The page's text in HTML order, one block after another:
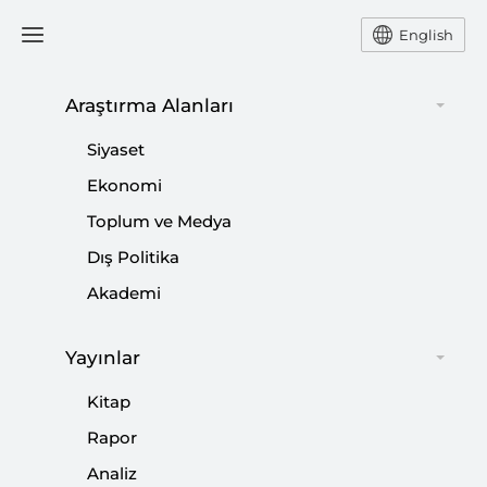
Araştırma Alanları
Siyaset
Ekonomi
Toplum ve Medya
Dış Politika
Akademi
Yayınlar
Kitap
Rapor
Analiz
English
Ana Sayfa Etkinlikler
Web Panel: Türk
Dünyasında İş Birliği